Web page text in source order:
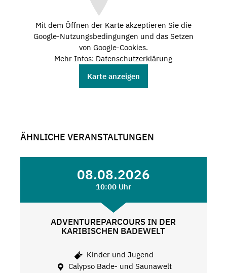
Mit dem Öffnen der Karte akzeptieren Sie die
Google-Nutzungsbedingungen und das Setzen
von Google-Cookies.
Mehr Infos: Datenschutzerklärung
Karte anzeigen
ÄHNLICHE VERANSTALTUNGEN
08.08.2026
10:00 Uhr
ADVENTUREPARCOURS IN DER
KARIBISCHEN BADEWELT
Kinder und Jugend
Calypso Bade- und Saunawelt